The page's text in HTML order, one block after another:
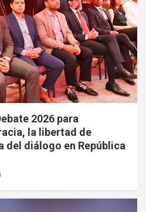
2026 para
la libertad de
del diálogo en República